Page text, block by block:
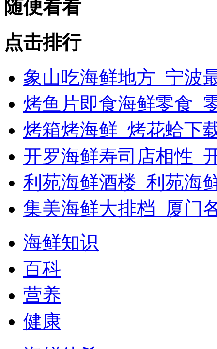
随便看看
点击排行
象山吃海鲜地方_宁波
烤鱼片即食海鲜零食_
烤箱烤海鲜_烤花蛤下
开罗海鲜寿司店相性_
利苑海鲜酒楼_利苑海
集美海鲜大排档_厦门
海鲜知识
百科
营养
健康